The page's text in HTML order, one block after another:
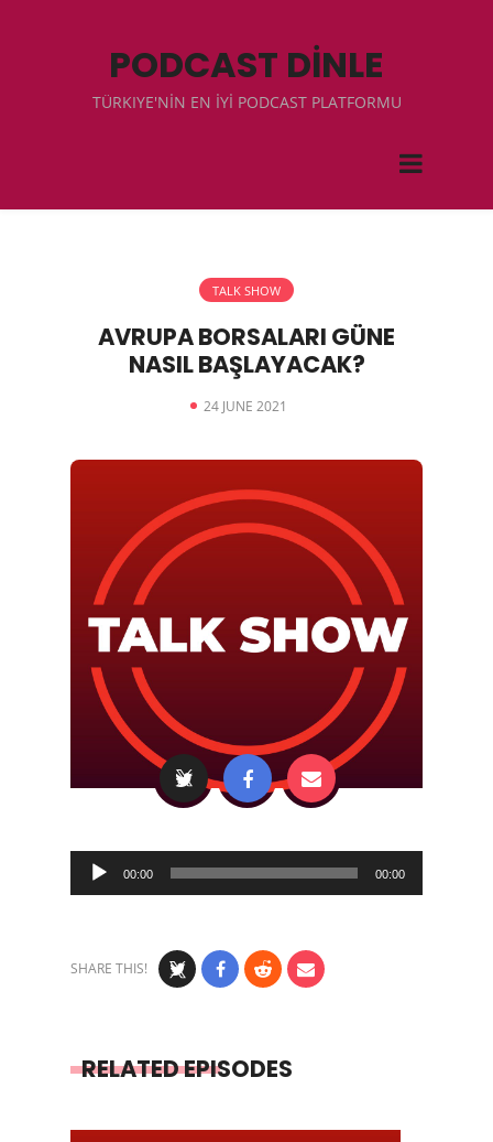
PODCAST DİNLE
TÜRKIYE'NİN EN İYİ PODCAST PLATFORMU
TALK SHOW
AVRUPA BORSALARI GÜNE
NASIL BAŞLAYACAK?
24 JUNE 2021
Audio
Player
00:00 00:00
SHARE THIS!
RELATED EPISODES